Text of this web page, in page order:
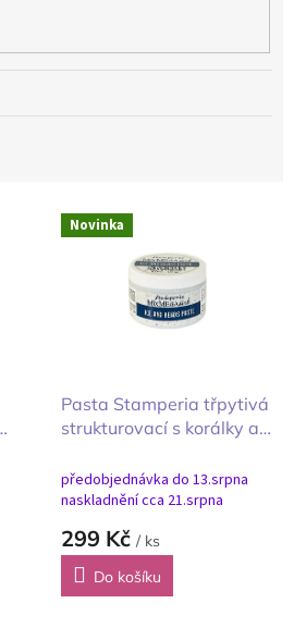
Novinka
Pasta Stamperia třpytivá
strukturovací s korálky a
150g
předobjednávka do 13.srpna
naskladnění cca 21.srpna
299 Kč / ks
Do košíku